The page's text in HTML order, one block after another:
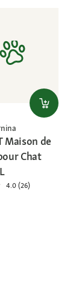
Maison de
Chat
4.0 (26)